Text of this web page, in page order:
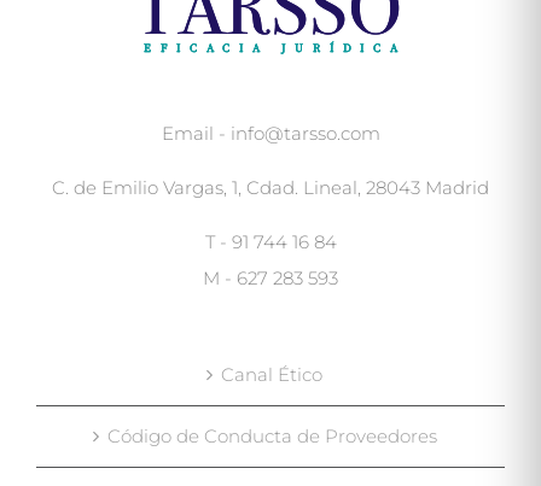
Email - info@tarsso.com
C. de Emilio Vargas, 1, Cdad. Lineal, 28043 Madrid
T - 91 744 16 84
M - 627 283 593
Canal Ético
Código de Conducta de Proveedores